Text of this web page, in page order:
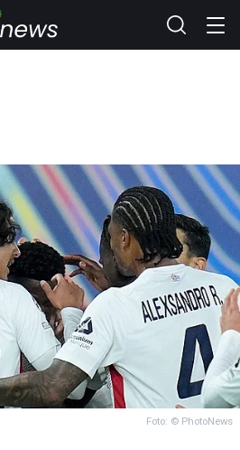
Foto: © PhotoNews